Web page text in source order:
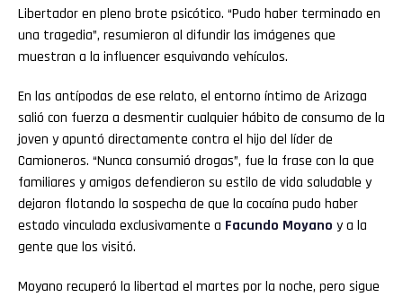
Libertador en pleno brote psicótico. “Pudo haber terminado en
una tragedia”, resumieron al difundir las imágenes que
muestran a la influencer esquivando vehículos.
En las antípodas de ese relato, el entorno íntimo de Arizaga
salió con fuerza a desmentir cualquier hábito de consumo de la
joven y apuntó directamente contra el hijo del líder de
Camioneros. “Nunca consumió drogas”, fue la frase con la que
familiares y amigos defendieron su estilo de vida saludable y
dejaron flotando la sospecha de que la cocaína pudo haber
estado vinculada exclusivamente a Facundo Moyano y a la
gente que los visitó.
Moyano recuperó la libertad el martes por la noche, pero sigue